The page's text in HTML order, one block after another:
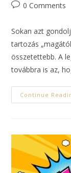
0 Comments
Sokan azt
tartozás
összetettebb. A
továbbra is az,
Continue